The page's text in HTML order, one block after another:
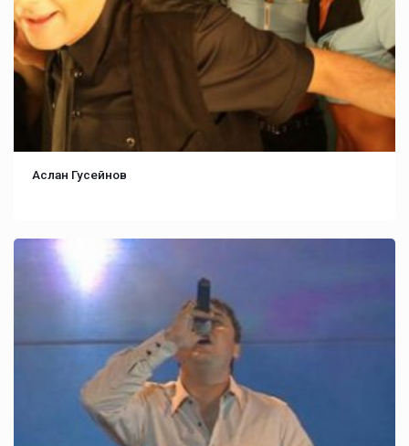
Аслан Гусейнов